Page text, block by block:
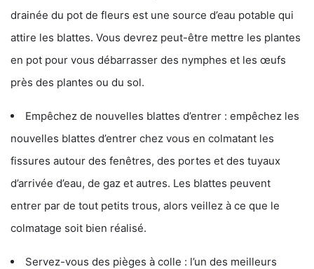
drainée du pot de fleurs est une source d’eau potable qui
attire les blattes. Vous devrez peut-être mettre les plantes
en pot pour vous débarrasser des nymphes et les œufs
près des plantes ou du sol.
Empêchez de nouvelles blattes d’entrer : empêchez les
nouvelles blattes d’entrer chez vous en colmatant les
fissures autour des fenêtres, des portes et des tuyaux
d’arrivée d’eau, de gaz et autres. Les blattes peuvent
entrer par de tout petits trous, alors veillez à ce que le
colmatage soit bien réalisé.
Servez-vous des pièges à colle : l’un des meilleurs